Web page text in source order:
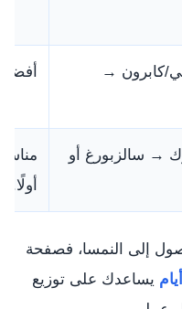
كابرون →
أفضل
→ سالزبورغ أو
أولًا.
إلى النمسا، فصفحة
يساعدك على توزيع